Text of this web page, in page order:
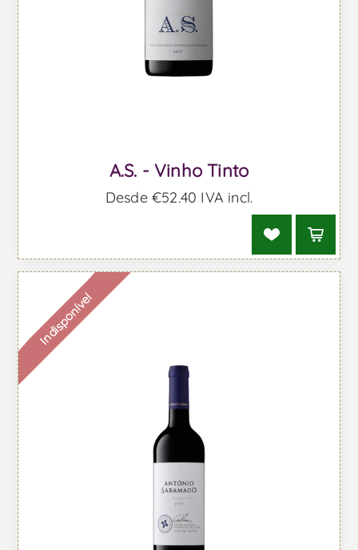
A.S. - Vinho Tinto
Desde €52,40 IVA incl.
Indisponível